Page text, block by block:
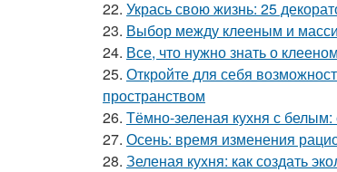
22. Укрась свою жизнь: 25
23. Выбор между клееным и
24. Все, что нужно знать о
25. Откройте для себя
пространством
26. Тёмно-зеленая кухня с белым:
27. Осень: время изменения
28. Зеленая кухня: как создать